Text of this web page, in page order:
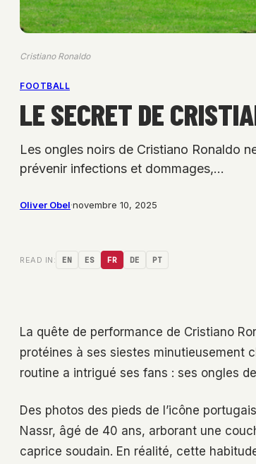
Cristiano Ronaldo
FOOTBALL
LE SECRET DE
Les ongles noirs de Cristiano Ronaldo
prévenir infections et dommages,…
Oliver Obel·novembre 10, 2025
READ IN: EN ES FR DE PT
La quête de performance de Cristiano
protéines à ses siestes minutieusement
routine a intrigué ses fans : ses ongles
Des photos des pieds de l’icône
Nassr, âgé de 40 ans, arborant une
caprice soudain. En réalité, cette